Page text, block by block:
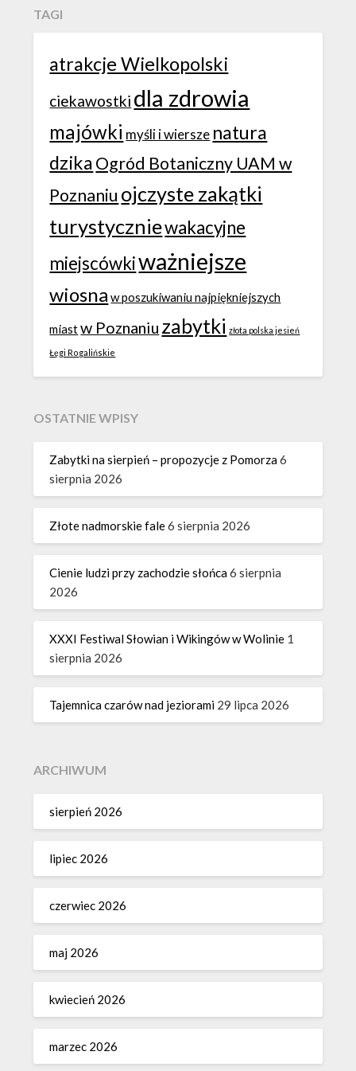
TAGI
atrakcje Wielkopolski
ciekawostki dla zdrowia
majówki myśli i wiersze natura
dzikaOgród Botaniczny UAM w
Poznaniu ojczyste zakątki
turystyczniewakacyjne
miejscówkiważniejsze
wiosna w poszukiwaniu najpiękniejszych
miastw Poznaniu zabytki złota polska jesień
Łęgi Rogalińskie
OSTATNIE WPISY
Zabytki na sierpień – propozycje z Pomorza6
sierpnia 2026
Złote nadmorskie fale6 sierpnia 2026
Cienie ludzi przy zachodzie słońca6 sierpnia
2026
XXXI Festiwal Słowian i Wikingów w Wolinie 1
sierpnia 2026
Tajemnica czarów nad jeziorami 29 lipca 2026
ARCHIWUM
sierpień 2026
lipiec 2026
czerwiec 2026
maj 2026
kwiecień 2026
marzec 2026